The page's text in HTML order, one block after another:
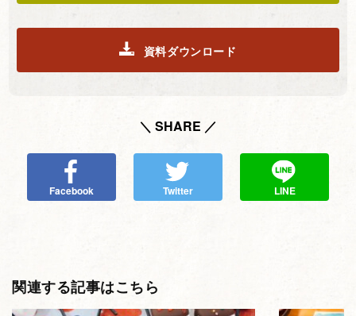
資料ダウンロード
＼ SHARE ／
Facebook Twitter LINE
関連する記事はこちら